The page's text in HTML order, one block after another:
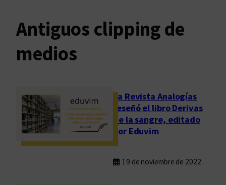
Antiguos clipping de
medios
La Revista Analogías
reseñó el libro Derivas
de la sangre, editado
por Eduvim
19 de noviembre de 2022